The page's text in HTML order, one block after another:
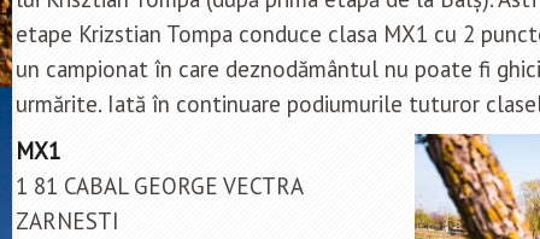
etape Krizstian Tompa conduce clasa MX1 cu 2
un campionat în care deznodământul nu poate fi
urmărite. Iată în continuare podiumurile tuturor
MX1
1 81 CABAL GEORGE VECTRA
ZARNESTI